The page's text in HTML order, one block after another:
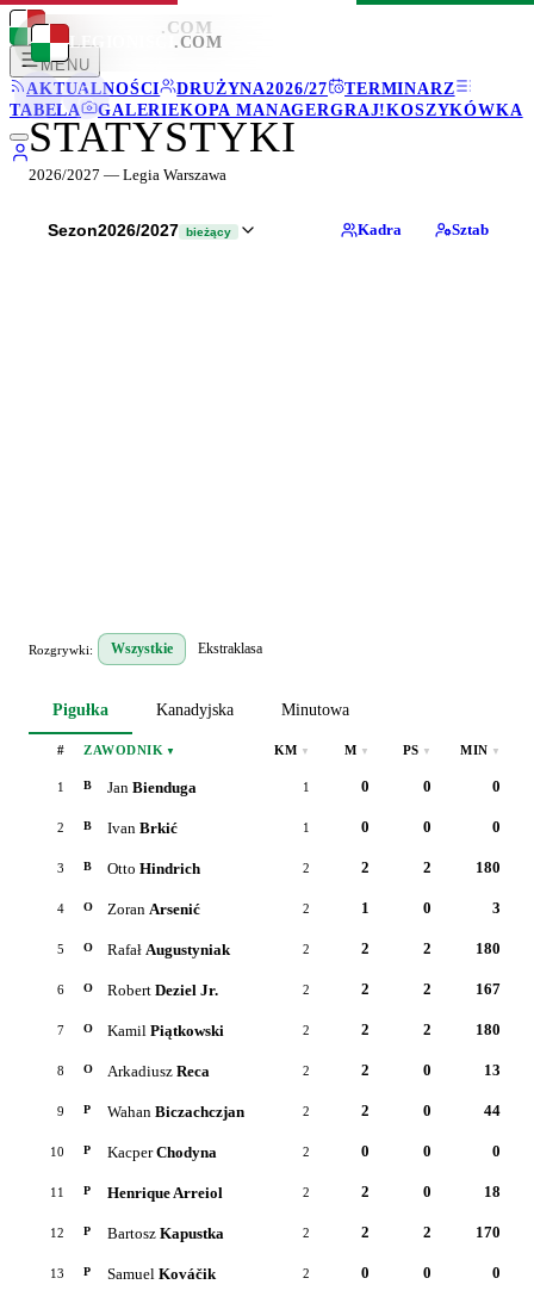
LEGIONISCI .COM
MENU
AKTUALNOŚCI
DRUŻYNA2026/27
TERMINARZ
TABELA
GALERIEKOPA MANAGERGRAJ!KOSZYKÓWKA
LEGIONISCI .COM
STATYSTYKI
2026/2027 — Legia Warszawa
Sezon2026/2027 bieżący Kadra Sztab
Rozgrywki: Wszystkie Ekstraklasa
Pigułka Kanadyjska Minutowa
# ZAWODNIK ▼ KM ▼ M ▼ PS ▼ MIN ▼
1 B Jan Bienduga 1 0 0 0
2 B Ivan Brkić 1 0 0 0
3 B Otto Hindrich 2 2 2 180
4 O Zoran Arsenić 2 1 0 3
5 O Rafał Augustyniak 2 2 2 180
6 O Robert Deziel Jr. 2 2 2 167
7 O Kamil Piątkowski 2 2 2 180
8 O Arkadiusz Reca 2 2 0 13
9 P Wahan Biczachczjan 2 2 0 44
10 P Kacper Chodyna 2 0 0 0
11 P Henrique Arreiol 2 2 0 18
12 P Bartosz Kapustka 2 2 2 170
13 P Samuel Kováčik 2 0 0 0